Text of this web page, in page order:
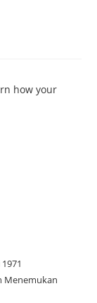
how your
Menemukan